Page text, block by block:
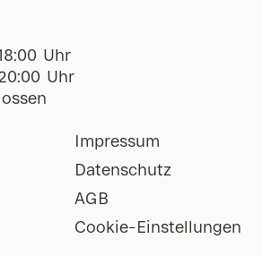
Uhr
Uhr
Impressum
Datenschutz
AGB
Cookie-Einstellungen